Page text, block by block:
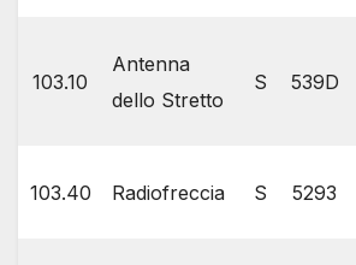
103.10
Antenna
dello Stretto
S 539D
103.40 Radiofreccia S 5293